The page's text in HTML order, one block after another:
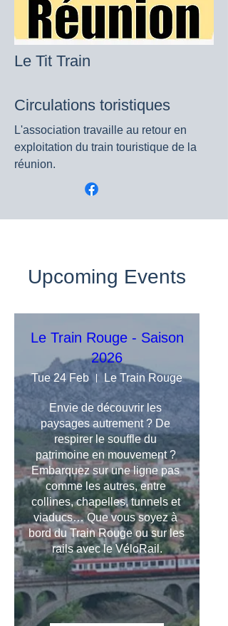
Le Tit Train
Circulations toristiques
L'association travaille au retour en
exploitation du train touristique de la
réunion.
Upcoming Events
Le Train Rouge - Saison
2026
Tue 24 Feb Le Train Rouge
Envie de découvrir les
paysages autrement ? De
respirer le souffle du
patrimoine en mouvement ?
Embarquez sur une ligne pas
comme les autres, entre
collines, chapelles, tunnels et
viaducs… Que vous soyez à
bord du Train Rouge ou sur les
rails avec le VéloRail.